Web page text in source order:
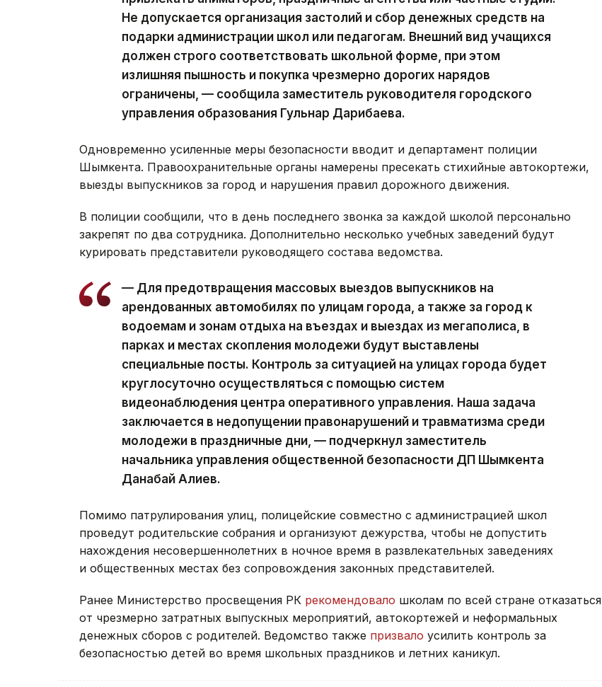
Не допускается организация застолий и сбор денежных средств на
подарки администрации школ или педагогам. Внешний вид учащихся
должен строго соответствовать школьной форме, при этом
излишняя пышность и покупка чрезмерно дорогих нарядов
ограничены, — сообщила заместитель руководителя городского
управления образования Гульнар Дарибаева.
Одновременно усиленные меры безопасности вводит и департамент полиции
Шымкента. Правоохранительные органы намерены пресекать стихийные автокортежи,
выезды выпускников за город и нарушения правил дорожного движения.
В полиции сообщили, что в день последнего звонка за каждой школой персонально
закрепят по два сотрудника. Дополнительно несколько учебных заведений будут
курировать представители руководящего состава ведомства.
— Для предотвращения массовых выездов выпускников на
арендованных автомобилях по улицам города, а также за город к
водоемам и зонам отдыха на въездах и выездах из мегаполиса, в
парках и местах скопления молодежи будут выставлены
специальные посты. Контроль за ситуацией на улицах города будет
круглосуточно осуществляться с помощью систем
видеонаблюдения центра оперативного управления. Наша задача
заключается в недопущении правонарушений и травматизма среди
молодежи в праздничные дни, — подчеркнул заместитель
начальника управления общественной безопасности ДП Шымкента
Данабай Алиев.
Помимо патрулирования улиц, полицейские совместно с администрацией школ
проведут родительские собрания и организуют дежурства, чтобы не допустить
нахождения несовершеннолетних в ночное время в развлекательных заведениях
и общественных местах без сопровождения законных представителей.
Ранее Министерство просвещения РК рекомендовало школам по всей стране отказаться
от чрезмерно затратных выпускных мероприятий, автокортежей и неформальных
денежных сборов с родителей. Ведомство также призвало усилить контроль за
безопасностью детей во время школьных праздников и летних каникул.